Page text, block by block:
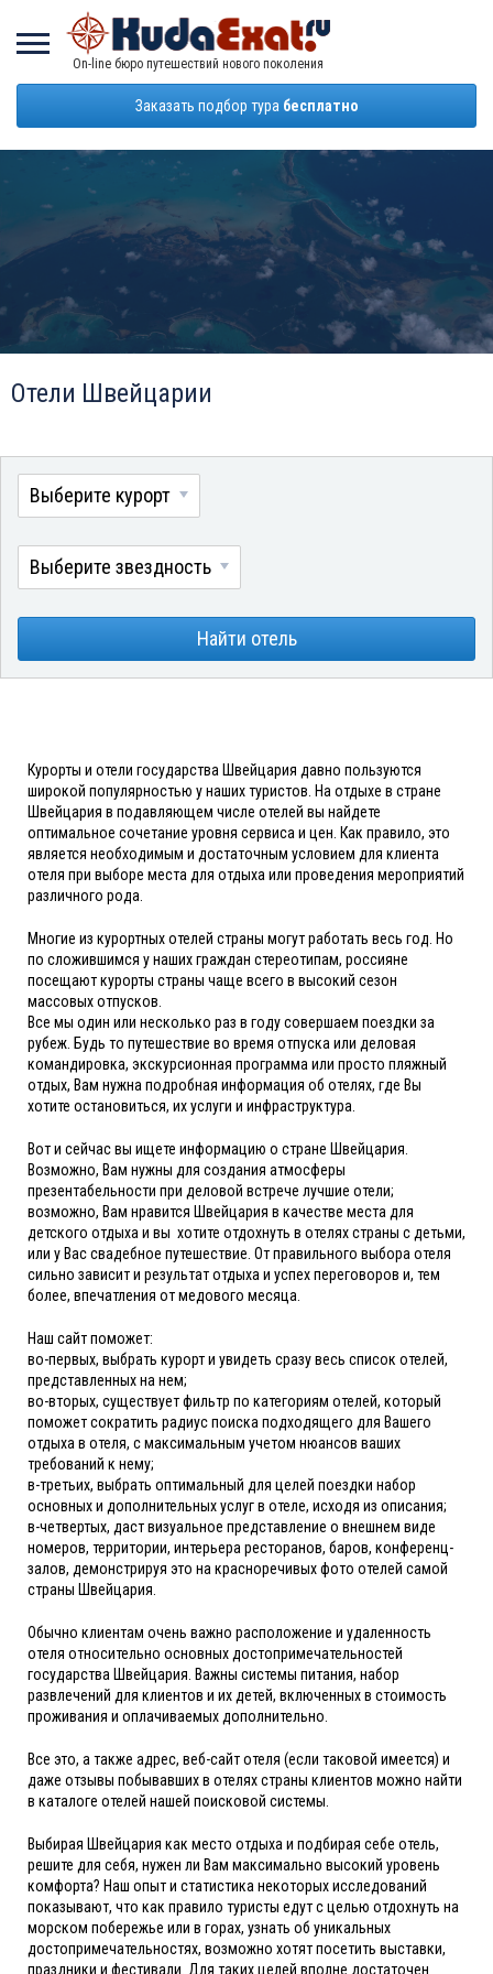
On-line бюро путешествий нового поколения
Заказать подбор тура бесплатно
Отели Швейцарии
Выберите курорт
Выберите звездность
Найти отель
Курорты и отели государства Швейцария давно пользуются
широкой популярностью у наших туристов. На отдыхе в стране
Швейцария в подавляющем числе отелей вы найдете
оптимальное сочетание уровня сервиса и цен. Как правило, это
является необходимым и достаточным условием для клиента
отеля при выборе места для отдыха или проведения мероприятий
различного рода.
Многие из курортных отелей страны могут работать весь год. Но
по сложившимся у наших граждан стереотипам, россияне
посещают курорты страны чаще всего в высокий сезон
массовых отпусков.
Все мы один или несколько раз в году совершаем поездки за
рубеж. Будь то путешествие во время отпуска или деловая
командировка, экскурсионная программа или просто пляжный
отдых, Вам нужна подробная информация об отелях, где Вы
хотите остановиться, их услуги и инфраструктура.
Вот и сейчас вы ищете информацию о стране Швейцария.
Возможно, Вам нужны для создания атмосферы
презентабельности при деловой встрече лучшие отели;
возможно, Вам нравится Швейцария в качестве места для
детского отдыха и вы хотите отдохнуть в отелях страны с детьми,
или у Вас свадебное путешествие. От правильного выбора отеля
сильно зависит и результат отдыха и успех переговоров и, тем
более, впечатления от медового месяца.
Наш сайт поможет:
во-первых, выбрать курорт и увидеть сразу весь список отелей,
представленных на нем;
во-вторых, существует фильтр по категориям отелей, который
поможет сократить радиус поиска подходящего для Вашего
отдыха в отеля, с максимальным учетом нюансов ваших
требований к нему;
в-третьих, выбрать оптимальный для целей поездки набор
основных и дополнительных услуг в отеле, исходя из описания;
в-четвертых, даст визуальное представление о внешнем виде
номеров, территории, интерьера ресторанов, баров, конференц-
залов, демонстрируя это на красноречивых фото отелей самой
страны Швейцария.
Обычно клиентам очень важно расположение и удаленность
отеля относительно основных достопримечательностей
государства Швейцария. Важны системы питания, набор
развлечений для клиентов и их детей, включенных в стоимость
проживания и оплачиваемых дополнительно.
Все это, а также адрес, веб-сайт отеля (если таковой имеется) и
даже отзывы побывавших в отелях страны клиентов можно найти
в каталоге отелей нашей поисковой системы.
Выбирая Швейцария как место отдыха и подбирая себе отель,
решите для себя, нужен ли Вам максимально высокий уровень
комфорта? Наш опыт и статистика некоторых исследований
показывают, что как правило туристы едут с целью отдохнуть на
морском побережье или в горах, узнать об уникальных
достопримечательностях, возможно хотят посетить выставки,
праздники и фестивали. Для таких целей вполне достаточен